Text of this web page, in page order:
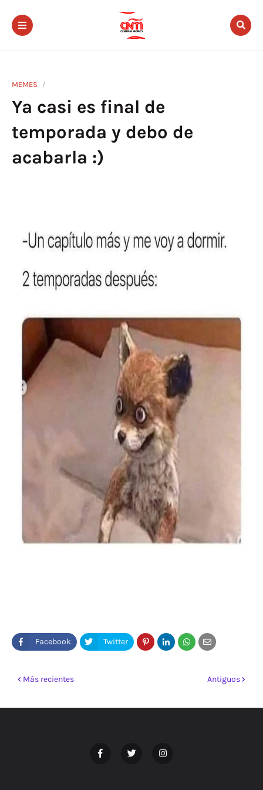
MEMES
Ya casi es final de
temporada y debo de
acabarla :)
Más recientes Antiguos